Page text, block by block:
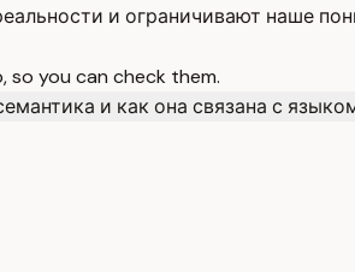
и ограничивают наше
you can check them.
и как она связана с